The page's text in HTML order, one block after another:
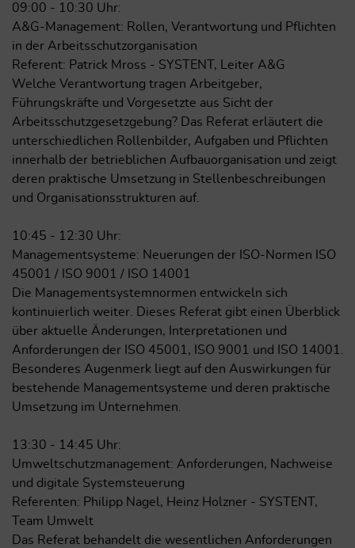
09:00 - 10:30 Uhr:
A&G-Management: Rollen, Verantwortung und Pflichten
in der Arbeitsschutzorganisation
Referent: Patrick Mross - SYSTENT, Leiter A&G
Welche Verantwortung tragen Arbeitgeber,
Führungskräfte und Vorgesetzte aus Sicht der
Arbeitsschutzgesetzgebung? Das Referat erläutert die
unterschiedlichen Rollenbilder, Aufgaben und Pflichten
innerhalb der betrieblichen Aufbauorganisation und zeigt
deren praktische Umsetzung in Stellenbeschreibungen
und Organisationsstrukturen auf.
10:45 - 12:30 Uhr:
Managementsysteme: Neuerungen der ISO-Normen ISO
45001 / ISO 9001 / ISO 14001
Die Managementsystemnormen entwickeln sich
kontinuierlich weiter. Dieses Referat gibt einen Überblick
über aktuelle Änderungen, Interpretationen und
Anforderungen der ISO 45001, ISO 9001 und ISO 14001.
Besonderes Augenmerk liegt auf den Auswirkungen für
bestehende Managementsysteme und deren praktische
Umsetzung im Unternehmen.
13:30 - 14:45 Uhr:
Umweltschutzmanagement: Anforderungen, Nachweise
und digitale Systemsteuerung
Referenten: Philipp Nagel, Heinz Holzner - SYSTENT,
Team Umwelt
Das Referat behandelt die wesentlichen Anforderungen